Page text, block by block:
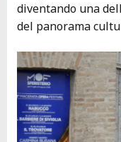
diventando una
del panorama